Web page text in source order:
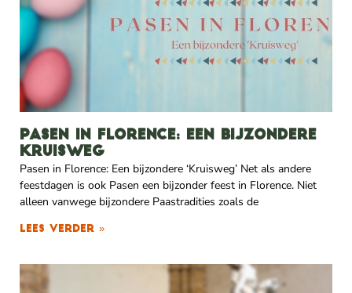
Pasen in Florence: Een bijzondere
Kruisweg
Pasen in Florence: Een bijzondere ‘Kruisweg’ Net als andere
feestdagen is ook Pasen een bijzonder feest in Florence. Niet
alleen vanwege bijzondere Paastradities zoals de
Lees verder »